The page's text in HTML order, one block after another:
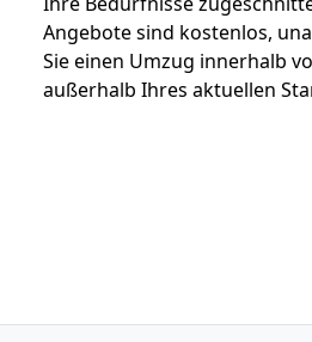
Angebote sind kostenlos,
Sie einen Umzug innerhalb
außerhalb Ihres aktuellen